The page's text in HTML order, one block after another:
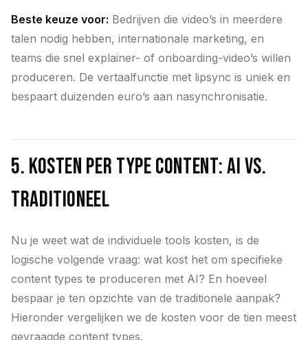
Beste keuze voor: Bedrijven die video’s in meerdere
talen nodig hebben, internationale marketing, en
teams die snel explainer- of onboarding-video’s willen
produceren. De vertaalfunctie met lipsync is uniek en
bespaart duizenden euro’s aan nasynchronisatie.
5. Kosten per type content: AI vs.
traditioneel
Nu je weet wat de individuele tools kosten, is de
logische volgende vraag: wat kost het om specifieke
content types te produceren met AI? En hoeveel
bespaar je ten opzichte van de traditionele aanpak?
Hieronder vergelijken we de kosten voor de tien meest
gevraagde content types.